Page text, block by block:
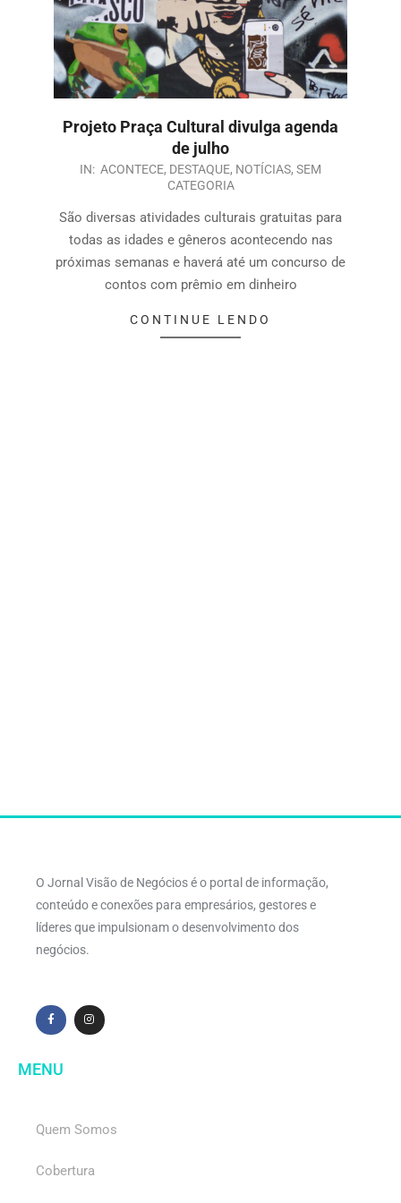
Projeto Praça Cultural divulga agenda
de julho
IN: ACONTECE, DESTAQUE, NOTÍCIAS, SEM
CATEGORIA
São diversas atividades culturais gratuitas para
todas as idades e gêneros acontecendo nas
próximas semanas e haverá até um concurso de
contos com prêmio em dinheiro
CONTINUE LENDO
O Jornal Visão de Negócios é o portal de informação,
conteúdo e conexões para empresários, gestores e
líderes que impulsionam o desenvolvimento dos
negócios.
MENU
Quem Somos
Cobertura